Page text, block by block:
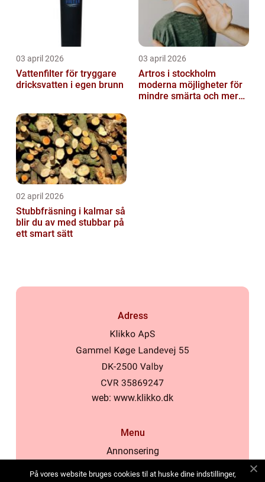
03 april 2026
Vattenfilter för tryggare
dricksvatten i egen brunn
03 april 2026
Artros i stockholm
moderna möjligheter för
mindre smärta och mer
02 april 2026
Stubbfräsning i kalmar så
blir du av med stubbar på
ett smart sätt
Adress
web: www.klikko.dk
Menu
Annonsering
På vores website bruges cookies til at huske dine indstillinger,